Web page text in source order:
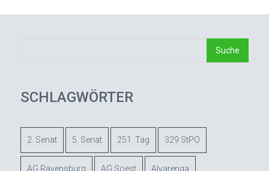
SCHLAGWÖRTER
2. Senat 5. Senat 251. Tag 329 StPO
AG Ravensburg AG Soest Alvarenga